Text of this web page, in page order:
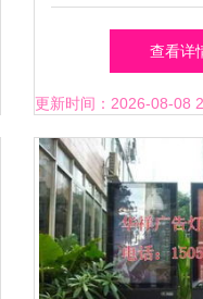
意到落地的全
查看详
更新时间：2026-08-08